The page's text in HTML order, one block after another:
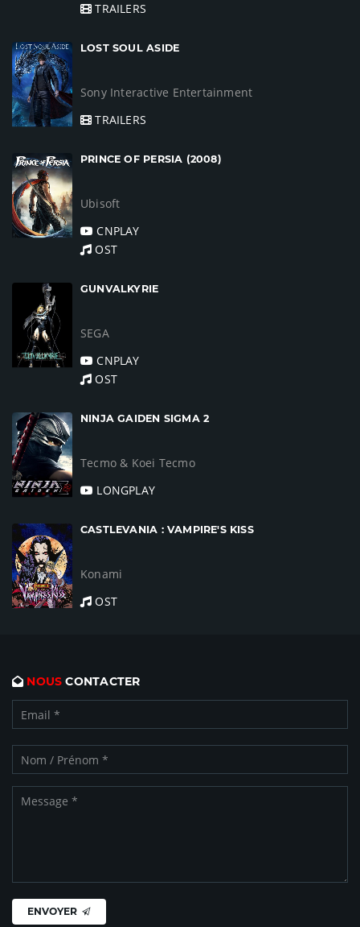
TRAILERS
LOST SOUL ASIDE
Sony Interactive Entertainment
TRAILERS
PRINCE OF PERSIA (2008)
Ubisoft
CNPLAY
OST
GUNVALKYRIE
SEGA
CNPLAY
OST
NINJA GAIDEN SIGMA 2
Tecmo & Koei Tecmo
LONGPLAY
CASTLEVANIA : VAMPIRE'S KISS
Konami
OST
NOUS CONTACTER
ENVOYER